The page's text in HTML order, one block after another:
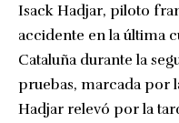
Isack Hadjar, piloto
accidente en la última
Cataluña durante la
pruebas, marcada por
Hadjar relevó por la